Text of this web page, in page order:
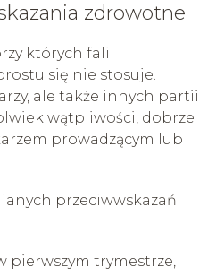
zdrowotne
których fali
się nie stosuje.
ale także innych partii
wątpliwości, dobrze
prowadzącym lub
przeciwwskazań
pierwszym trymestrze,